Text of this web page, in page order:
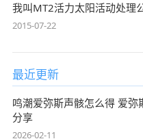
我叫MT2活力太阳活动处理
2015-07-22
最近更新
鸣潮爱弥斯声骸怎么得 爱弥
分享
2026-02-11